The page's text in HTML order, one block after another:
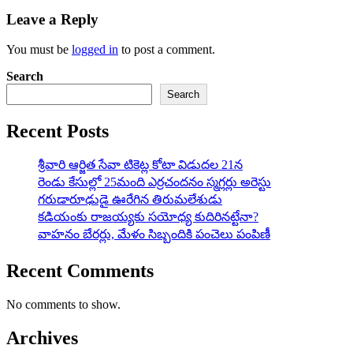
Leave a Reply
You must be logged in to post a comment.
Search
Search
Recent Posts
శ్రీవారి ఆర్జిత సేవా టికెట్ల కోటా విడుదల 21న
రెండు కేసుల్లో 25మంది ఎర్రచందనం స్మగ్లర్లు అరెస్టు
గరుడారూఢుడై ఊరేగిన తిరుమలేశుడు
కడియంకు రాజయ్యకు సయోధ్య కుదిరినట్టేనా?
వాహ‌నం బేర‌ర్లు, మేళం సిబ్బందికి పంచెలు పంపిణీ
Recent Comments
No comments to show.
Archives